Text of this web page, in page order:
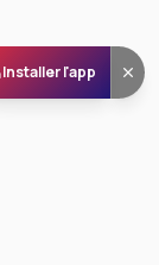
Installer l'app